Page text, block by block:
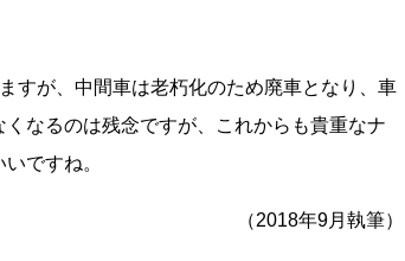
すが、中間車は老朽化のため廃車となり、車
なるのは残念ですが、これからも貴重なナ
ですね。
（2018年9月執筆）